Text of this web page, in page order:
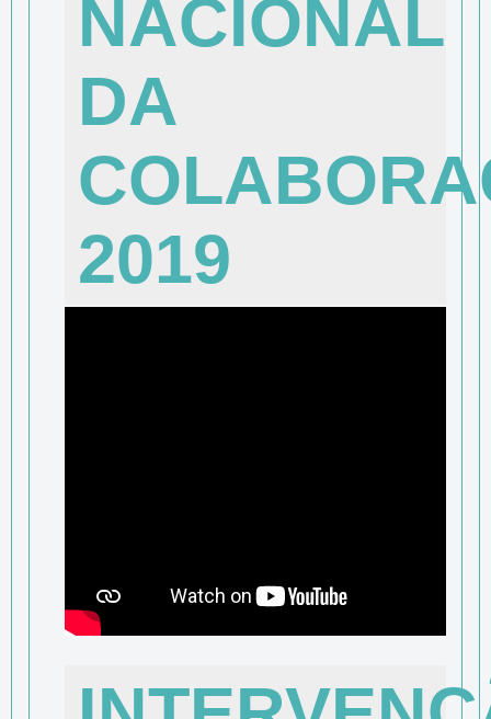
NACIONAL
DA
2019